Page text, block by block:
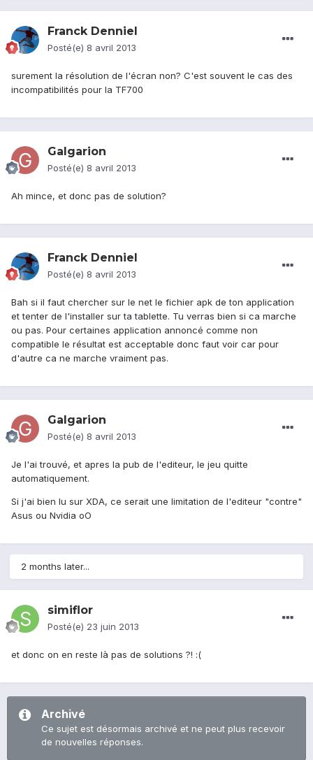
Franck Denniel
Posté(e) 8 avril 2013
surement la résolution de l'écran non? C'est souvent le cas des
incompatibilités pour la TF700
Galgarion
Posté(e) 8 avril 2013
Ah mince, et donc pas de solution?
Franck Denniel
Posté(e) 8 avril 2013
Bah si il faut chercher sur le net le fichier apk de ton application
et tenter de l'installer sur ta tablette. Tu verras bien si ca marche
ou pas. Pour certaines application annoncé comme non
compatible le résultat est acceptable donc faut voir car pour
d'autre ca ne marche vraiment pas.
Galgarion
Posté(e) 8 avril 2013
Je l'ai trouvé, et apres la pub de l'editeur, le jeu quitte
automatiquement.
Si j'ai bien lu sur XDA, ce serait une limitation de l'editeur "contre"
Asus ou Nvidia oO
2 months later...
simiflor
Posté(e) 23 juin 2013
et donc on en reste là pas de solutions ?! :(
Archivé
Ce sujet est désormais archivé et ne peut plus recevoir
de nouvelles réponses.